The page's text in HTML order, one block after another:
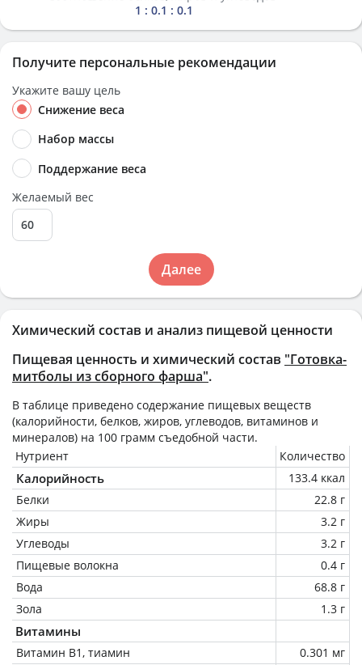
Химический состав и анализ пищевой ценности
Пищевая ценность и химический состав "Готовка-
митболы из сборного фарша".
В таблице приведено содержание пищевых веществ
(калорийности, белков, жиров, углеводов, витаминов и
минералов) на 100 грамм съедобной части.
Нутриент
Количество
Калорийность
133.4 ккал
Белки
22.8 г
Жиры
3.2 г
Углеводы
3.2 г
Пищевые волокна
0.4 г
Вода
68.8 г
Зола
1.3 г
Витамины
Витамин В1, тиамин
0.301 мг
1 : 0.1 : 0.1
Получите персональные рекомендации
Укажите вашу цель
Снижение веса
Набор массы
Поддержание веса
Желаемый вес
Далее